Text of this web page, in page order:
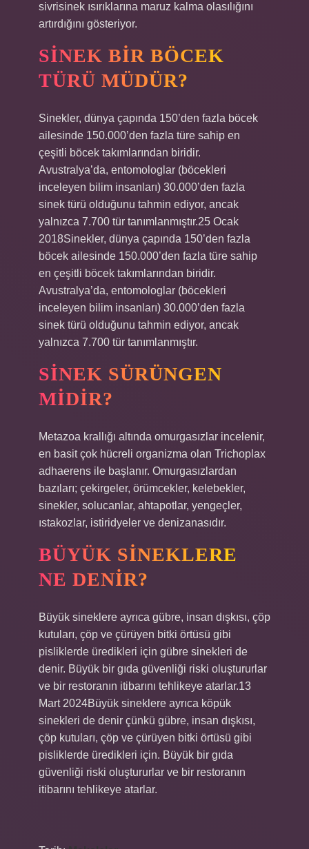
sivrisinek ısırıklarına maruz kalma olasılığını
artırdığını gösteriyor.
SINEK BIR BÖCEK
TÜRÜ MÜDÜR?
Sinekler, dünya çapında 150’den fazla böcek
ailesinde 150.000’den fazla türe sahip en
çeşitli böcek takımlarından biridir.
Avustralya’da, entomologlar (böcekleri
inceleyen bilim insanları) 30.000’den fazla
sinek türü olduğunu tahmin ediyor, ancak
yalnızca 7.700 tür tanımlanmıştır.25 Ocak
2018Sinekler, dünya çapında 150’den fazla
böcek ailesinde 150.000’den fazla türe sahip
en çeşitli böcek takımlarından biridir.
Avustralya’da, entomologlar (böcekleri
inceleyen bilim insanları) 30.000’den fazla
sinek türü olduğunu tahmin ediyor, ancak
yalnızca 7.700 tür tanımlanmıştır.
SINEK SÜRÜNGEN
MIDIR?
Metazoa krallığı altında omurgasızlar incelenir,
en basit çok hücreli organizma olan Trichoplax
adhaerens ile başlanır. Omurgasızlardan
bazıları; çekirgeler, örümcekler, kelebekler,
sinekler, solucanlar, ahtapotlar, yengeçler,
ıstakozlar, istiridyeler ve denizanasıdır.
BÜYÜK SINEKLERE
NE DENIR?
Büyük sineklere ayrıca gübre, insan dışkısı, çöp
kutuları, çöp ve çürüyen bitki örtüsü gibi
pisliklerde üredikleri için gübre sinekleri de
denir. Büyük bir gıda güvenliği riski oluştururlar
ve bir restoranın itibarını tehlikeye atarlar.13
Mart 2024Büyük sineklere ayrıca köpük
sinekleri de denir çünkü gübre, insan dışkısı,
çöp kutuları, çöp ve çürüyen bitki örtüsü gibi
pisliklerde üredikleri için. Büyük bir gıda
güvenliği riski oluştururlar ve bir restoranın
itibarını tehlikeye atarlar.